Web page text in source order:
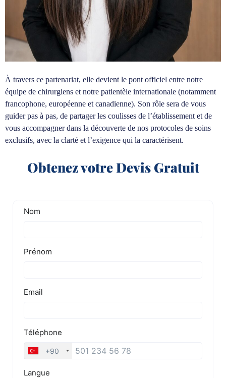
À travers ce partenariat, elle devient le pont officiel entre notre
équipe de chirurgiens et notre patientèle internationale (notamment
francophone, européenne et canadienne). Son rôle sera de vous
guider pas à pas, de partager les coulisses de l’établissement et de
vous accompagner dans la découverte de nos protocoles de soins
exclusifs, avec la clarté et l’exigence qui la caractérisent.
Obtenez votre Devis Gratuit